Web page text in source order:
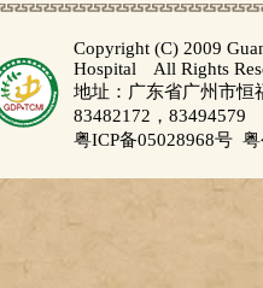
Copyright (C) 2009
Hospital All Rights
地址：广东省广州市
83482172，83494579
粤ICP备05028968号